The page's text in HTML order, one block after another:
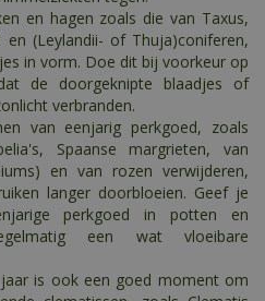
en hagen zoals die van Taxus,
en (Leylandii- of Thuja)coniferen,
in vorm. Doe dit bij voorkeur op
de doorgeknipte blaadjes of
verbranden.
van eenjarig perkgoed, zoals
Spaanse margrieten, van
en van rozen verwijderen,
langer doorbloeien. Geef je
perkgoed in potten en
een wat vloeibare
is ook een goed moment om